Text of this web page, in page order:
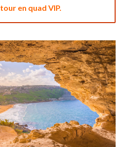
tour en quad VIP.